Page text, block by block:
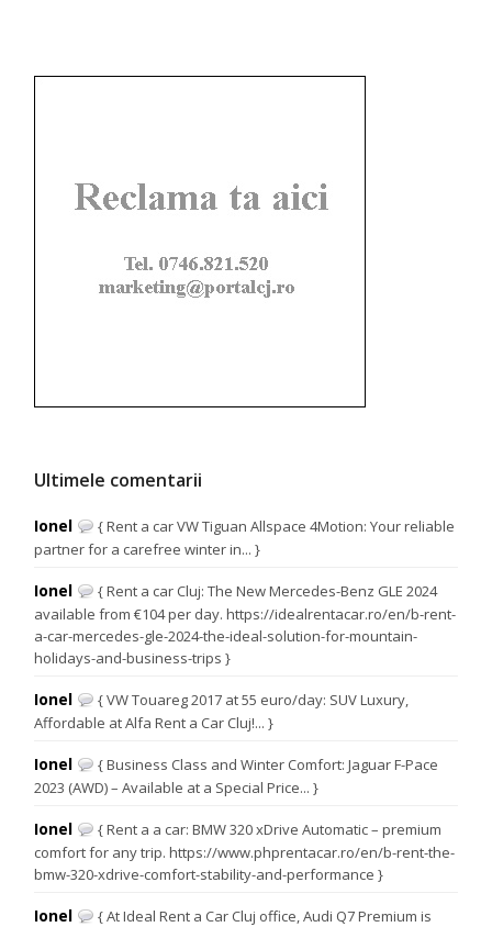
Ultimele comentarii
Ionel
{ Rent a car VW Tiguan Allspace 4Motion: Your reliable
partner for a carefree winter in... }
Ionel
{ Rent a car Cluj: The New Mercedes-Benz GLE 2024
available from €104 per day. https://idealrentacar.ro/en/b-rent-
a-car-mercedes-gle-2024-the-ideal-solution-for-mountain-
holidays-and-business-trips }
Ionel
{ VW Touareg 2017 at 55 euro/day: SUV Luxury,
Affordable at Alfa Rent a Car Cluj!... }
Ionel
{ Business Class and Winter Comfort: Jaguar F-Pace
2023 (AWD) – Available at a Special Price... }
Ionel
{ Rent a a car: BMW 320 xDrive Automatic – premium
comfort for any trip. https://www.phprentacar.ro/en/b-rent-the-
bmw-320-xdrive-comfort-stability-and-performance }
Ionel
{ At Ideal Rent a Car Cluj office, Audi Q7 Premium is